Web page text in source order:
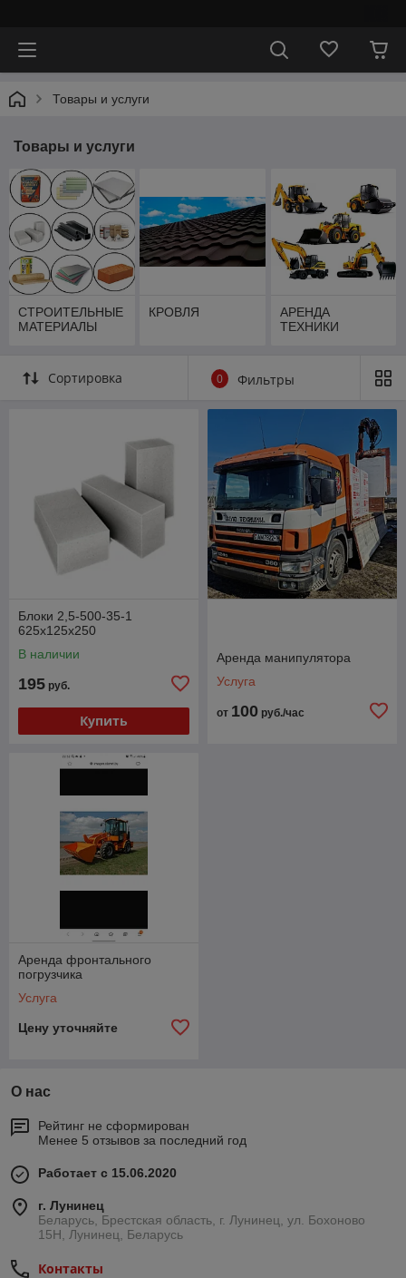
Товары и услуги
Товары и услуги
СТРОИТЕЛЬНЫЕ
МАТЕРИАЛЫ
КРОВЛЯ
АРЕНДА
ТЕХНИКИ
Сортировка 0 Фильтры
Блоки 2,5-500-35-1
625х125х250
В наличии
195 руб.
Купить
Аренда манипулятора
Услуга
от 100 руб./час
Аренда фронтального
погрузчика
Услуга
Цену уточняйте
О нас
Рейтинг не сформирован
Менее 5 отзывов за последний год
Работает с 15.06.2020
г. Лунинец
Беларусь, Брестская область, г. Лунинец, ул. Бохоново
15Н, Лунинец, Беларусь
Контакты